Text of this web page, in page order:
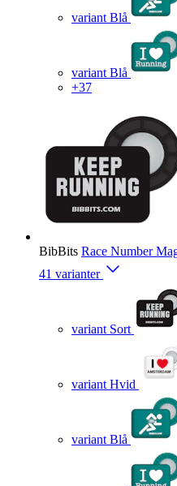
variant Blå
variant Blå
+37
BibBits Race Number
41 varianter
variant Sort
variant Hvid
variant Blå